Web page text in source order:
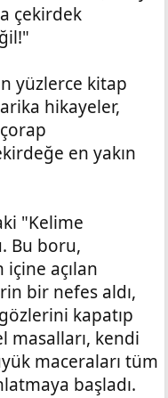
çekirdek
yüzlerce kitap
hikayeler,
en yakın
"Kelime
Bu boru,
açılan
bir nefes aldı,
kapatıp
masalları, kendi
maceraları tüm
başladı.